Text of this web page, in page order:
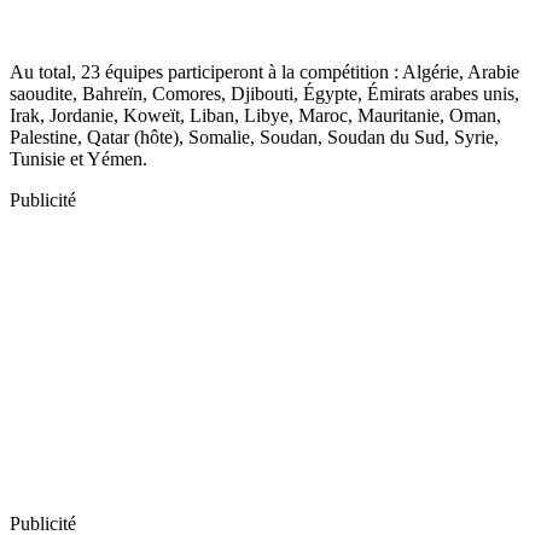
Au total, 23 équipes participeront à la compétition : Algérie, Arabie
saoudite, Bahreïn, Comores, Djibouti, Égypte, Émirats arabes unis,
Irak, Jordanie, Koweït, Liban, Libye, Maroc, Mauritanie, Oman,
Palestine, Qatar (hôte), Somalie, Soudan, Soudan du Sud, Syrie,
Tunisie et Yémen.
Publicité
Publicité